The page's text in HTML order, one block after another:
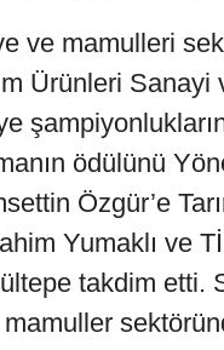
ve mamulleri
Ürünleri Sanayi
ödülünü
Özgür’e
Yumaklı ve
takdim etti.